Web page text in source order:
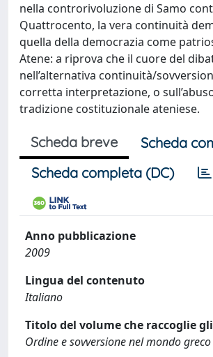
nella controrivoluzione di Samo
Quattrocento, la vera continuità
quella della democrazia come
Atene: a riprova che il cuore del
nell’alternativa continuità/
corretta interpretazione, o
tradizione costituzionale ateniese.
Scheda breve
Scheda
Scheda completa (DC)
Anno pubblicazione
2009
Lingua del contenuto
Italiano
Titolo del volume che raccoglie
Ordine e sovversione nel mondo